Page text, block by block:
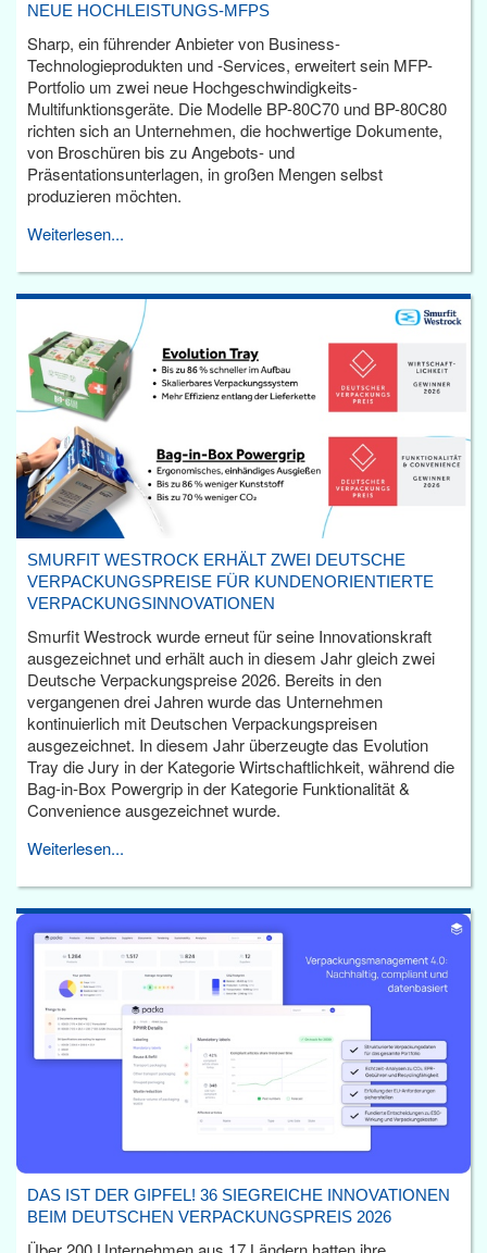
NEUE HOCHLEISTUNGS-MFPS
Sharp, ein führender Anbieter von Business-
Technologieprodukten und -Services, erweitert sein MFP-
Portfolio um zwei neue Hochgeschwindigkeits-
Multifunktionsgeräte. Die Modelle BP-80C70 und BP-80C80
richten sich an Unternehmen, die hochwertige Dokumente,
von Broschüren bis zu Angebots- und
Präsentationsunterlagen, in großen Mengen selbst
produzieren möchten.
Weiterlesen...
SMURFIT WESTROCK ERHÄLT ZWEI DEUTSCHE
VERPACKUNGSPREISE FÜR KUNDENORIENTIERTE
VERPACKUNGSINNOVATIONEN
Smurfit Westrock wurde erneut für seine Innovationskraft
ausgezeichnet und erhält auch in diesem Jahr gleich zwei
Deutsche Verpackungspreise 2026. Bereits in den
vergangenen drei Jahren wurde das Unternehmen
kontinuierlich mit Deutschen Verpackungspreisen
ausgezeichnet. In diesem Jahr überzeugte das Evolution
Tray die Jury in der Kategorie Wirtschaftlichkeit, während die
Bag-in-Box Powergrip in der Kategorie Funktionalität &
Convenience ausgezeichnet wurde.
Weiterlesen...
DAS IST DER GIPFEL! 36 SIEGREICHE INNOVATIONEN
BEIM DEUTSCHEN VERPACKUNGSPREIS 2026